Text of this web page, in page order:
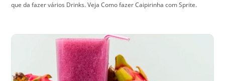
que da fazer vários Drinks. Veja Como fazer Caipirinha com Sprite.